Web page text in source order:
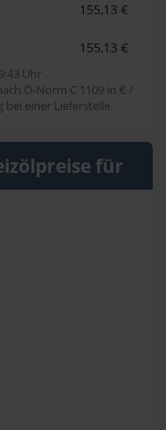
155,13 €
155,13 €
Uhr
Ö-Norm C 1109 in € /
bei einer Lieferstelle.
für